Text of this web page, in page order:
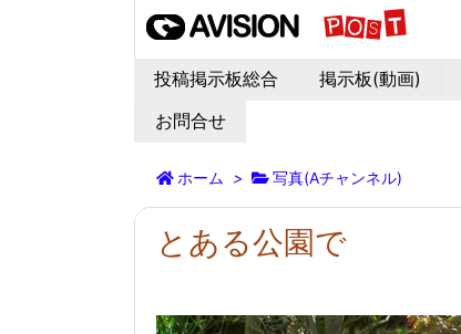
投稿掲示板総合 掲示板(動画)
お問合せ
ホーム > 写真(Aチャンネル)
とある公園で